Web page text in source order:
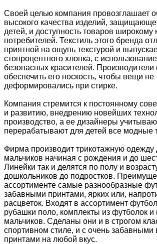
Своей целью компания провозглашает
высокого качества изделий,
детей, и доступность товаров широкому
потребителей. Текстиль этого бренда
приятной на ощупь текстурой и
стопроцентного хлопка, с
безопасных красителей. Производители
обеспечить его носкость, чтобы вещи не
деформировались при стирке.
Компания стремится к постоянному
и развитию, внедрению новейших
производство, а ее дизайнеры
перерабатывают для детей все модные
Фирма производит трикотажную одежду
мальчиков начиная с рождения и до
Линейки так и делятся по полу и
дошкольников до подростков.
ассортименте самые разнообразные
забавными принтами, ярких или,
расцветок. Входят в ассортимент
рубашки поло, комплекты из футболок
мальчиков. Сделаны они и в строгом
спортивном стиле, и с очень забавными
принтами на любой вкус.